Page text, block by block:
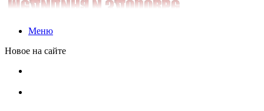
Меню
Новое на сайте